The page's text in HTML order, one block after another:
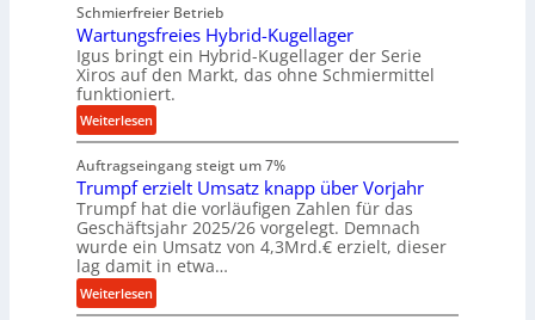
u
e
U
m
g
e
b
u
n
g
e
n
k
z
e
g
k
r
e
i
s
l
a
u
g
e
l
s
c
h
i
e
n
e
n
f
ü
Schmierfreier Betrieb
Wartungsfreies Hybrid-Kugellager
Igus bringt ein Hybrid-Kugellager der Serie
Xiros auf den Markt, das ohne Schmiermittel
funktioniert.
Weiterlesen:
W
a
r
t
u
n
g
s
Auftragseingang steigt um 7%
Trumpf erzielt Umsatz knapp über Vorjahr
Trumpf hat die vorläufigen Zahlen für das
Geschäftsjahr 2025/26 vorgelegt. Demnach
wurde ein Umsatz von 4,3Mrd.€ erzielt, dieser
lag damit in etwa…
Weiterlesen:
T